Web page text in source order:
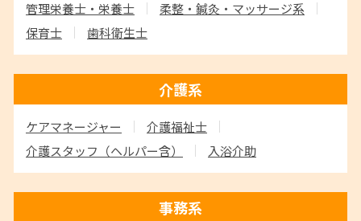
管理栄養士・栄養士
柔整・鍼灸・マッサージ系
保育士
歯科衛生士
介護系
ケアマネージャー
介護福祉士
介護スタッフ （ヘルパー含） 入浴介助
事務系